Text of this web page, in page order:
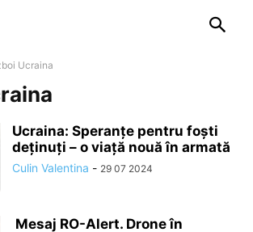
Ucraina
Ucraina: Speranțe pentru foști
deținuți – o viață nouă în armată
Culin Valentina - 29 07 2024
Mesaj RO-Alert. Drone în